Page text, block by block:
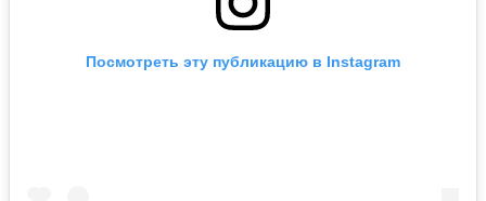
Посмотреть эту публикацию в Instagram